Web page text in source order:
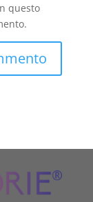
questo